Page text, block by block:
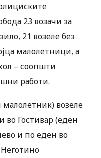
23 возачи за
21 возеле без
малолетници, а
– соопшти
работи.
возеле
во Гостивар (еден
и по еден во